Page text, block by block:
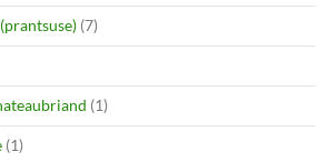
(7)
(1)
(1)